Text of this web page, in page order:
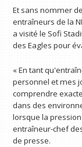
Et sans nommer
entraîneurs de la
a visité le Sofi
des Eagles pour
« En tant
personnel et mes
comprendre
dans des
lorsque la
entraîneur-chef
de presse.